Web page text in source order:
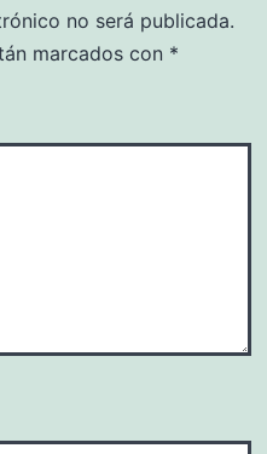
no será publicada.
marcados con *